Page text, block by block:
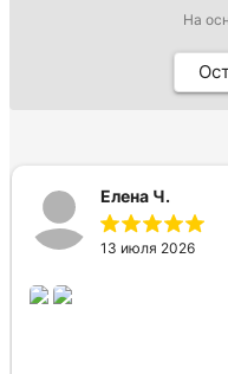
На
Елена Ч.
13 июля 2026